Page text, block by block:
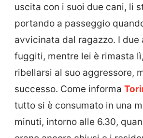
uscita con i suoi due cani, li
portando a passeggio
avvicinata dal ragazzo. I due
fuggiti, mentre lei è rimasta
ribellarsi al suo aggressore,
successo. Come informa
tutto si è consumato in una
minuti, intorno alle 6.30,